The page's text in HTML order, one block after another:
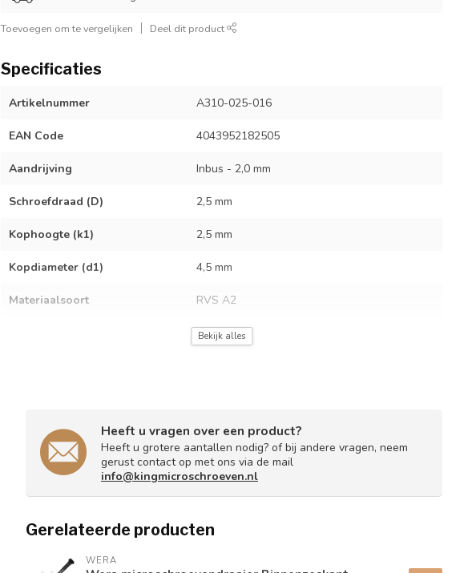
Toevoegen om te vergelijken Deel dit product
Specificaties
Artikelnummer A310-025-016
EAN Code 4043952182505
Aandrijving Inbus - 2,0 mm
Schroefdraad (D) 2,5 mm
Kophoogte (k1) 2,5 mm
Kopdiameter (d1) 4,5 mm
Materiaalsoort RVS A2
25 schroeven
Bekijk alles
Heeft u vragen over een product?
Heeft u grotere aantallen nodig? of bij andere vragen, neem
gerust contact op met ons via de mail
info@kingmicroschroeven.nl
Gerelateerde producten
WERA